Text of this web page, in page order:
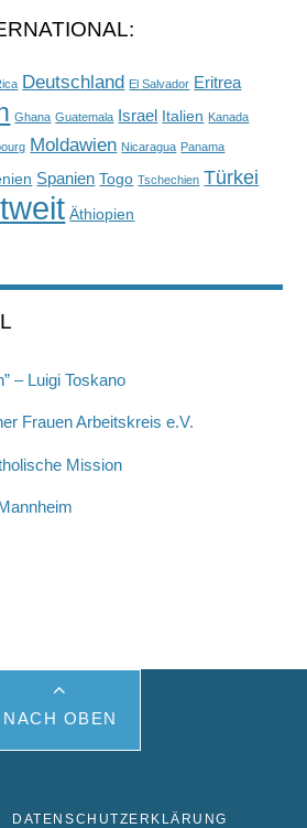
Deutschland El Salvador Eritrea
Ghana Guatemala Israel Italien Kanada
Moldawien Nicaragua Panama
Spanien Togo Tschechien Türkei
Äthiopien
– Luigi Toskano
Frauen Arbeitskreis e.V.
Mission
NACH OBEN
DATENSCHUTZERKLÄRUNG